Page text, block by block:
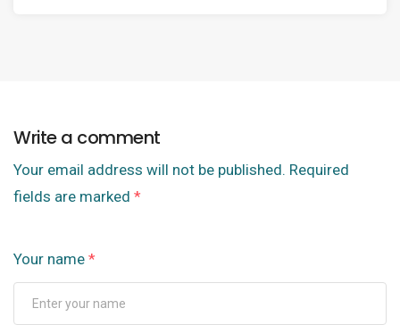
Write a comment
Your email address will not be published. Required
fields are marked *
Your name *